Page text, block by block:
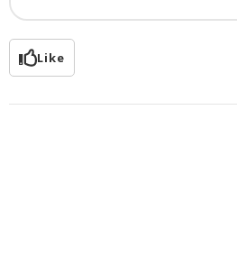
Like